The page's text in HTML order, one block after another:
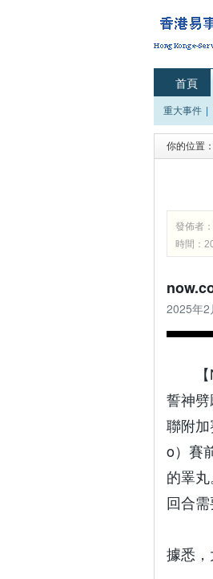
首頁
重大事件
你的位置：
發佈者：
時間：
2025年2
誓神
聯附
o）賽
的睪
回合需
據悉